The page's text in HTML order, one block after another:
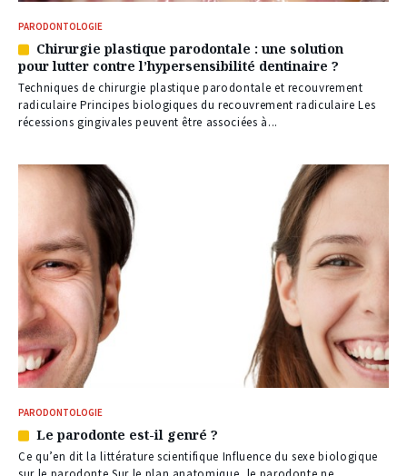
PARODONTOLOGIE
Article
réservé
à
nos
abonnés
Chirurgie plastique parodontale : une solution
pour lutter contre l’hypersensibilité dentinaire ?
Techniques de chirurgie plastique parodontale et recouvrement
radiculaire Principes biologiques du recouvrement radiculaire Les
récessions gingivales peuvent être associées à...
PARODONTOLOGIE
Article
réservé
à
Le parodonte est-il genré ?
Ce qu’en dit la littérature scientifique Influence du sexe biologique